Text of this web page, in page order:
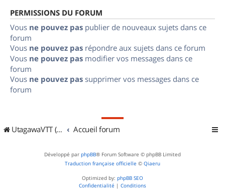
PERMISSIONS DU FORUM
Vous ne pouvez pas publier de nouveaux sujets dans ce
forum
Vous ne pouvez pas répondre aux sujets dans ce forum
Vous ne pouvez pas modifier vos messages dans ce
forum
Vous ne pouvez pas supprimer vos messages dans ce
forum
UtagawaVTT (Randos VTT et VTTAE avec traces GPS) Accueil forum
Développé par phpBB® Forum Software © phpBB Limited
Traduction française officielle © Qiaeru
Optimized by: phpBB SEO
Confidentialité | Conditions